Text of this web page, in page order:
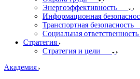
Энергоэффективность
Информационная
Транспортная безопасность
Социальная ответственность
Стратегия
Стратегия и цели
Академия